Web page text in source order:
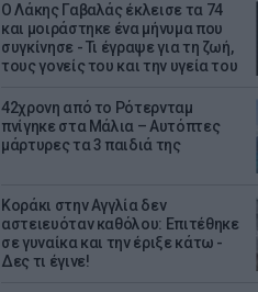
Ο Λάκης Γαβαλάς έκλεισε τα 74
και μοιράστηκε ένα μήνυμα που
συγκίνησε - Τι έγραψε για τη ζωή,
τους γονείς του και την υγεία του
42χρονη από το Ρότερνταμ
πνίγηκε στα Μάλια – Αυτόπτες
μάρτυρες τα 3 παιδιά της
Kοράκι στην Αγγλία δεν
αστειευόταν καθόλου: Επιτέθηκε
σε γυναίκα και την έριξε κάτω -
Δες τι έγινε!